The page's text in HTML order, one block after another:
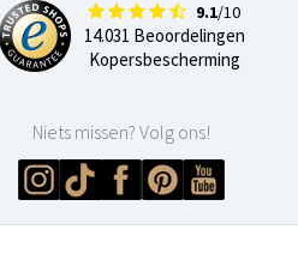
9.1/10
14.031 Beoordelingen
Kopersbescherming
Niets missen? Volg ons!